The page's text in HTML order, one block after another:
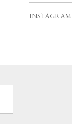
INSTAGRAM